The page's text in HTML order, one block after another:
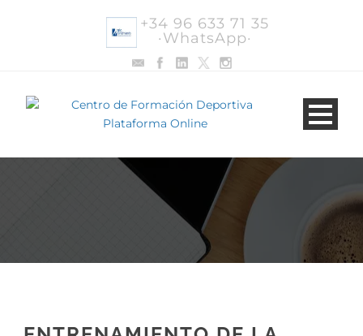
+34 96 633 71 35
·WhatsApp·